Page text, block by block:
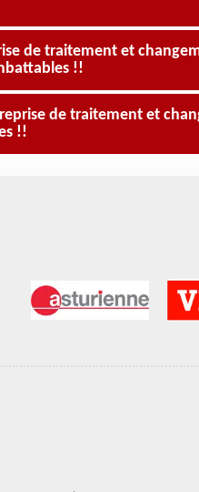
de traitement et
!!
de traitement et
!!